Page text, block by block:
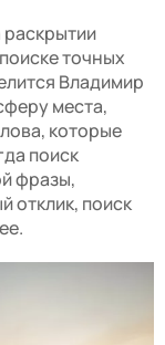
точных
Владимир
места,
которые
поиск
фразы,
отклик, поиск